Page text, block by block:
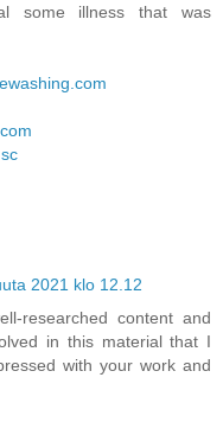
some illness that was
2021 klo 12.12
researched content and
in this material that I
with your work and